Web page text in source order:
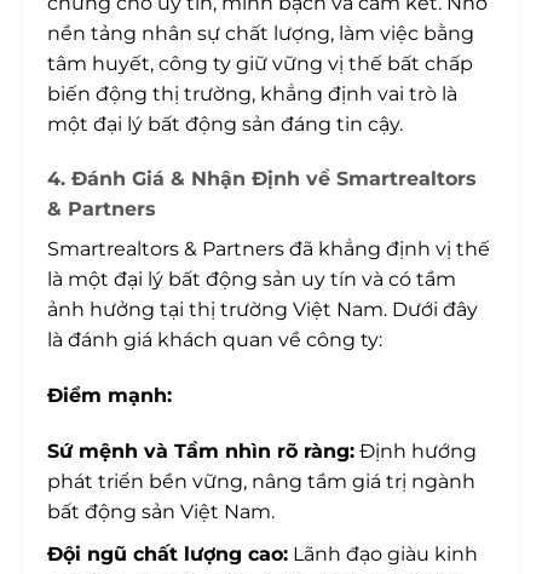
nền tảng nhân sự chất lượng, làm việc bằng
tâm huyết, công ty giữ vững vị thế bất chấp
biến động thị trường, khẳng định vai trò là
một đại lý bất động sản đáng tin cậy.
4. Đánh Giá & Nhận Định về Smartrealtors
& Partners
Smartrealtors & Partners đã khẳng định vị thế
là một đại lý bất động sản uy tín và có tầm
ảnh hưởng tại thị trường Việt Nam. Dưới đây
là đánh giá khách quan về công ty:
Điểm mạnh:
Sứ mệnh và Tầm nhìn rõ ràng: Định hướng
phát triển bền vững, nâng tầm giá trị ngành
bất động sản Việt Nam.
Đội ngũ chất lượng cao: Lãnh đạo giàu kinh